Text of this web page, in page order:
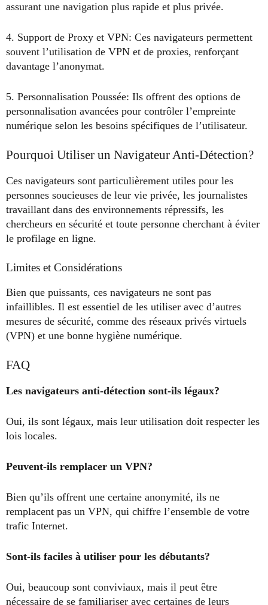
assurant une navigation plus rapide et plus privée.
4. Support de Proxy et VPN: Ces navigateurs permettent
souvent l’utilisation de VPN et de proxies, renforçant
davantage l’anonymat.
5. Personnalisation Poussée: Ils offrent des options de
personnalisation avancées pour contrôler l’empreinte
numérique selon les besoins spécifiques de l’utilisateur.
Pourquoi Utiliser un Navigateur Anti-Détection?
Ces navigateurs sont particulièrement utiles pour les
personnes soucieuses de leur vie privée, les journalistes
travaillant dans des environnements répressifs, les
chercheurs en sécurité et toute personne cherchant à éviter
le profilage en ligne.
Limites et Considérations
Bien que puissants, ces navigateurs ne sont pas
infaillibles. Il est essentiel de les utiliser avec d’autres
mesures de sécurité, comme des réseaux privés virtuels
(VPN) et une bonne hygiène numérique.
FAQ
Les navigateurs anti-détection sont-ils légaux?
Oui, ils sont légaux, mais leur utilisation doit respecter les
lois locales.
Peuvent-ils remplacer un VPN?
Bien qu’ils offrent une certaine anonymité, ils ne
remplacent pas un VPN, qui chiffre l’ensemble de votre
trafic Internet.
Sont-ils faciles à utiliser pour les débutants?
Oui, beaucoup sont conviviaux, mais il peut être
nécessaire de se familiariser avec certaines de leurs